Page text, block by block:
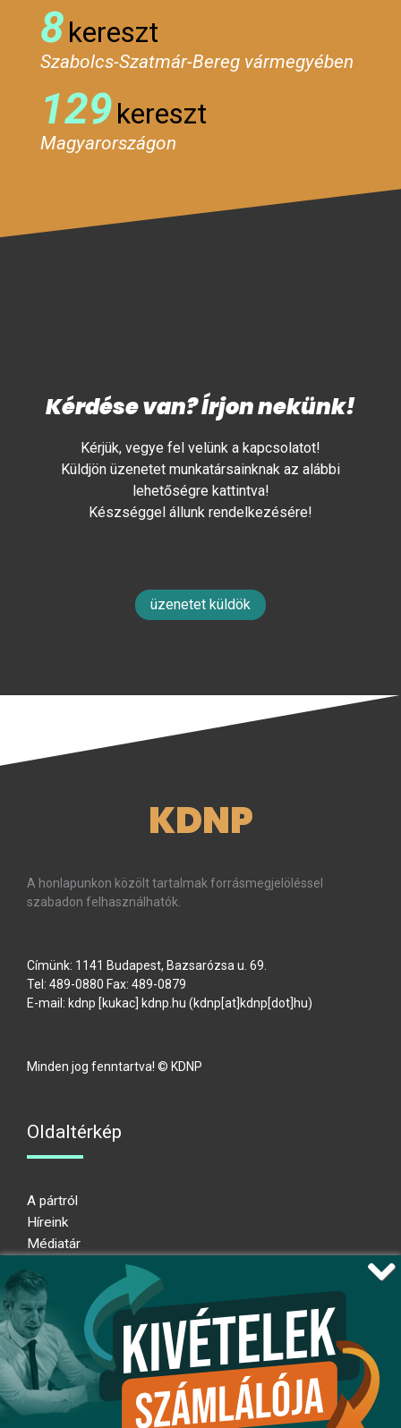
8kereszt
Szabolcs-Szatmár-Bereg vármegyében
129kereszt
Magyarországon
Kérdése van? Írjon nekünk!
Kérjük, vegye fel velünk a kapcsolatot!
Küldjön üzenetet munkatársainknak az alábbi
lehetőségre kattintva!
Készséggel állunk rendelkezésére!
üzenetet küldök
KDNP
A honlapunkon közölt tartalmak forrásmegjelöléssel
szabadon felhasználhatók.
Címünk: 1141 Budapest, Bazsarózsa u. 69.
Tel: 489-0880 Fax: 489-0879
E-mail: kdnp [kukac] kdnp hu (kdnp[at]kdnp[dot]hu)
Minden jog fenntartva! © KDNP
Oldaltérkép
A pártról
Híreink
Médiatár
Adatkezelési nyilatkozat
Átláthatósági nyilatkozat
Ugrás az oldal tetejére
Kövessen minket!